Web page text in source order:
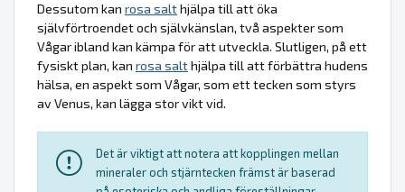
Dessutom kan rosa salthjälpa till att öka
självförtroendet och självkänslan, två aspekter som
Vågar ibland kan kämpa för att utveckla. Slutligen, på ett
fysiskt plan, kan rosa salthjälpa till att förbättra hudens
hälsa, en aspekt som Vågar, som ett tecken som styrs
av Venus, kan lägga stor vikt vid.
Det är viktigt att notera att kopplingen mellan
mineraler och stjärntecken främst är baserad